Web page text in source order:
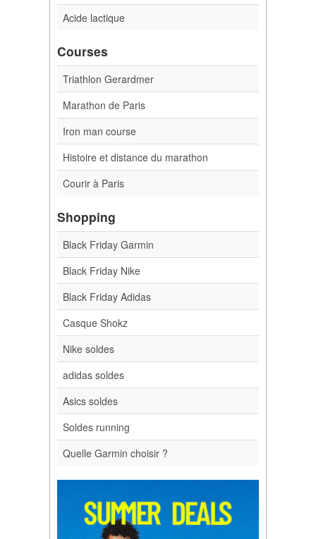
Acide lactique
Courses
Triathlon Gerardmer
Marathon de Paris
Iron man course
Histoire et distance du marathon
Courir à Paris
Shopping
Black Friday Garmin
Black Friday Nike
Black Friday Adidas
Casque Shokz
Nike soldes
adidas soldes
Asics soldes
Soldes running
Quelle Garmin choisir ?